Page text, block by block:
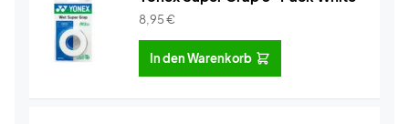
8,95€
In den Warenkorb